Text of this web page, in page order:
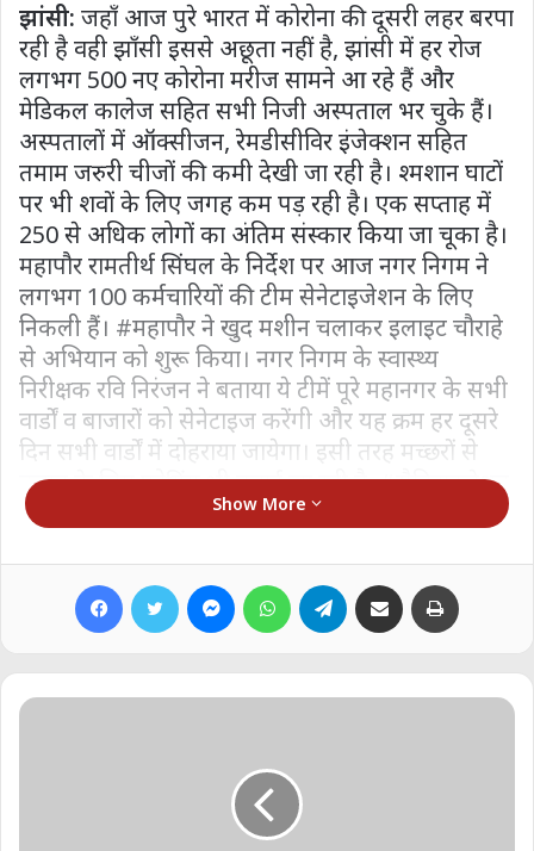
झांसी: जहाँ आज पुरे भारत में कोरोना की दूसरी लहर बरपा
रही है वही झाँसी इससे अछूता नहीं है, झांसी में हर रोज
लगभग 500 नए कोरोना मरीज सामने आ रहे हैं और
मेडिकल कालेज सहित सभी निजी अस्पताल भर चुके हैं।
अस्पतालों में ऑक्सीजन, रेमडीसीविर इंजेक्शन सहित
तमाम जरुरी चीजों की कमी देखी जा रही है। श्मशान घाटों
पर भी शवों के लिए जगह कम पड़ रही है। एक सप्ताह में
250 से अधिक लोगों का अंतिम संस्कार किया जा चूका है।
महापौर रामतीर्थ सिंघल के निर्देश पर आज नगर निगम ने
लगभग 100 कर्मचारियों की टीम सेनेटाइजेशन के लिए
निकली हैं। #महापौर ने खुद मशीन चलाकर इलाइट चौराहे
से अभियान को शुरू किया। नगर निगम के स्वास्थ्य
निरीक्षक रवि निरंजन ने बताया ये टीमें पूरे महानगर के सभी
वार्डों व बाजारों को सेनेटाइज करेंगी और यह क्रम हर दूसरे
दिन सभी वार्डों में दोहराया जायेगा। इसी तरह मच्छरों से
बचाव के लिए फोगिंग भी कराई जा रही है, #सैनिटाइजेशन
और फोगिंग के लिए तीन तीन लोगों की एक-एक टीम बना
का कार्य कराया जा रहा है, और इस तरह हर दूसरे दिन 60
वार्डों के झांसी #नगर_निगम में सैनिटाइजेशन और फोगिंग
का काम दोहराया जा रहा है…
Show More
Facebook Twitter MessengerWhatsAppTelegram Share via Email